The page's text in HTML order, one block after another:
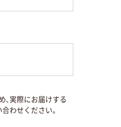
、実際にお届けする
わせください。